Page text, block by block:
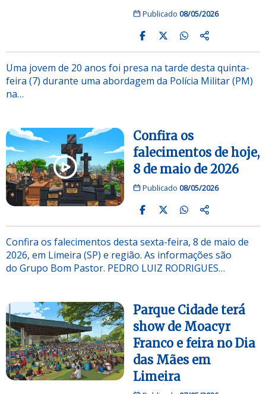
Publicado 08/05/2026
Uma jovem de 20 anos foi presa na tarde desta quinta-
feira (7) durante uma abordagem da Polícia Militar (PM)
na…
Confira os
falecimentos de hoje,
8 de maio de 2026
Publicado 08/05/2026
Confira os falecimentos desta sexta-feira, 8 de maio de
2026, em Limeira (SP) e região. As informações são
do Grupo Bom Pastor. PEDRO LUIZ RODRIGUES…
Parque Cidade terá
show de Moacyr
Franco e feira no Dia
das Mães em
Limeira